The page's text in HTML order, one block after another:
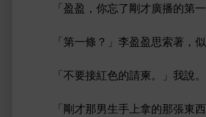
「盈盈， 忘 剛才廣播 第
「第 條？」李盈盈 索著，
「 接 請柬。」 。
「剛才 男 拿 張